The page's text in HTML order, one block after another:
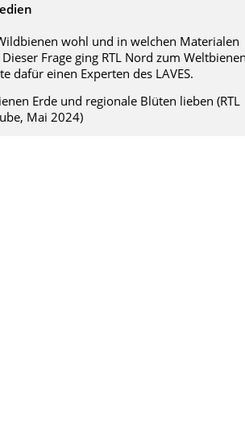
wohl und in welchen Materialen
Frage ging RTL Nord zum
dafür einen Experten des LAVES.
Erde und regionale Blüten lieben (RTL
Mai 2024)